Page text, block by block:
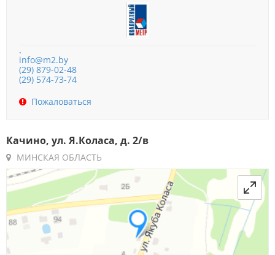
.
info@m2.by
(29) 879-02-48
(29) 574-73-74
Пожаловаться
Качино, ул. Я.Коласа, д. 2/в
МИНСКАЯ ОБЛАСТЬ